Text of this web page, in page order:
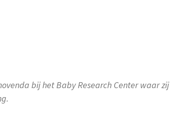
bij het Baby Research Center waar zij